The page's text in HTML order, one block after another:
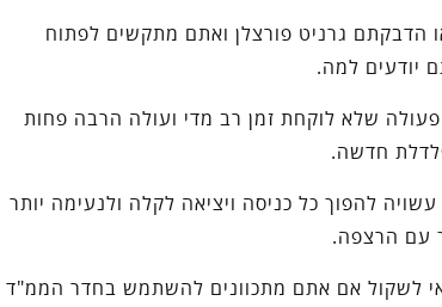
הדבקתם גרניט פורצלן ואתם מתקשים לפתוח
יודעים למה.
שלא לוקחת זמן רב מדי ועולה הרבה פחות
חדשה.
להפוך כל כניסה ויציאה לקלה ולנעימה יותר
עם הרצפה.
לשקול אם אתם מתכוונים להשתמש בחדר הממ"ד